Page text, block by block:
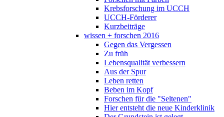
Krebsforschung im UCCH
UCCH-Förderer
Kurzbeiträge
wissen + forschen 2016
Gegen das Vergessen
Zu früh
Lebensqualität verbessern
Aus der Spur
Leben retten
Beben im Kopf
Forschen für die "Seltenen"
Hier entsteht die neue Kinderklinik